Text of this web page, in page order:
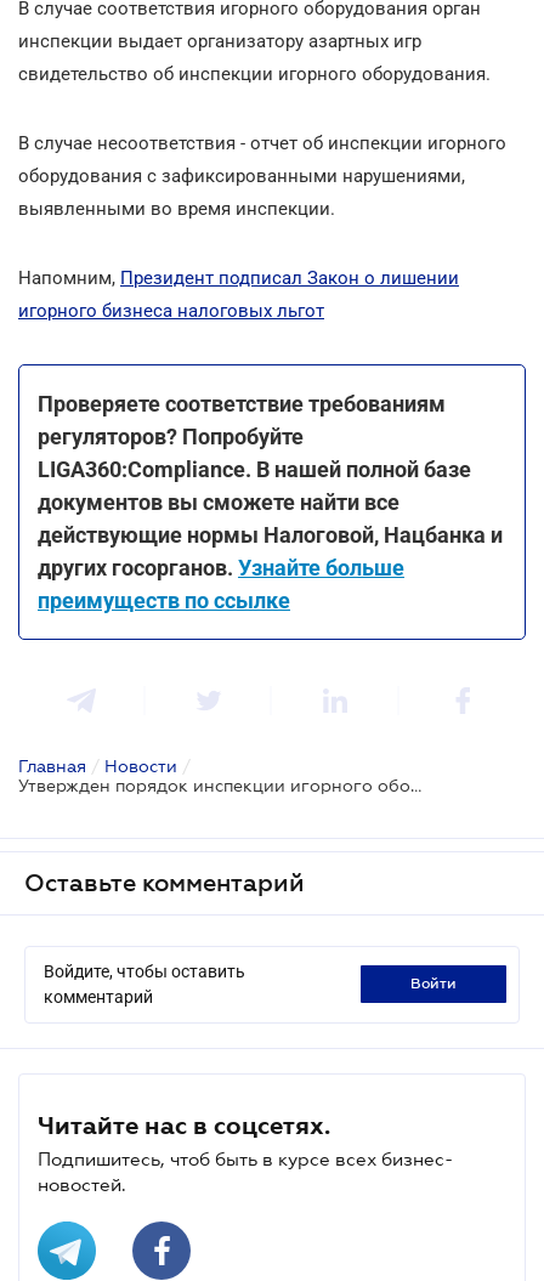
В случае соответствия игорного оборудования орган
инспекции выдает организатору азартных игр
свидетельство об инспекции игорного оборудования.
В случае несоответствия - отчет об инспекции игорного
оборудования с зафиксированными нарушениями,
выявленными во время инспекции.
Напомним, Президент подписал Закон о лишении
игорного бизнеса налоговых льгот
Проверяете соответствие требованиям
регуляторов? Попробуйте
LIGA360:Compliance. В нашей полной базе
документов вы сможете найти все
действующие нормы Налоговой, Нацбанка и
других госорганов. Узнайте больше
преимуществ по ссылке
Главная / Новости /
Утвержден порядок инспекции игорного оборудования
Оставьте комментарий
Войдите, чтобы оставить
комментарий
войти
Читайте нас в соцсетях.
Подпишитесь, чтоб быть в курсе всех бизнес-
новостей.